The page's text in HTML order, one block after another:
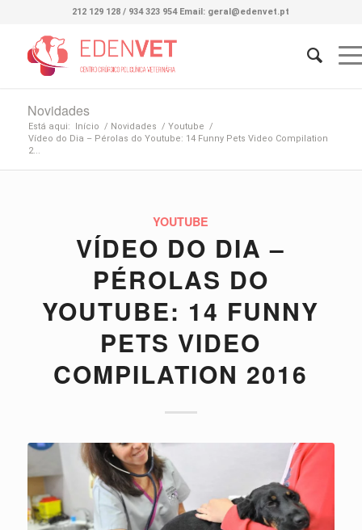
212 129 128 / 934 323 954 Email: geral@edenvet.pt
Novidades
Está aqui: Início / Novidades / Youtube /
Vídeo do Dia – Pérolas do Youtube: 14 Funny Pets Video Compilation
2...
YOUTUBE
VÍDEO DO DIA –
PÉROLAS DO
YOUTUBE: 14 FUNNY
PETS VIDEO
COMPILATION 2016